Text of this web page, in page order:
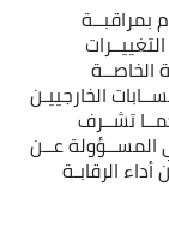
بمراقبــة
الخاصــة
الخارجييـن
تشــرف
المســؤولة عــن
الرقابـة